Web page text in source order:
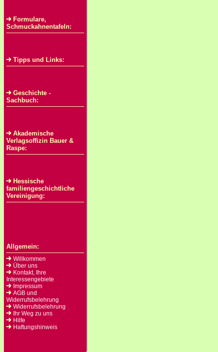
Formulare,
Schmuckahnentafeln:
Tipps und Links:
Geschichte -
Sachbuch:
Akademische
Verlagsoffizin Bauer &
Raspe:
Hessische
familiengeschichtliche
Vereinigung:
Allgemein:
Willkommen
Über uns
Kontakt, Ihre
Interessengebiete
Impressum
AGB und
Widerrufsbelehrung
Widerrufsbelehrung
Ihr Weg zu uns
Hilfe
Haftungshinweis